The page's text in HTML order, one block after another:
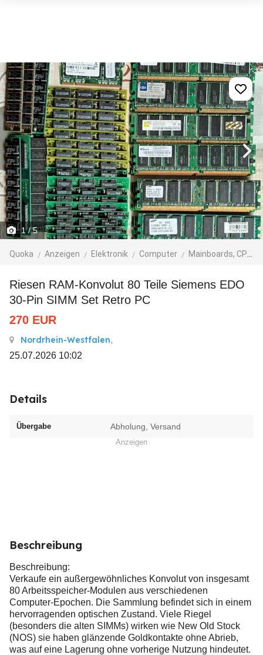
1/ 5
Quoka Anzeigen Elektronik Computer Mainboards, CPUs, Speicher
Riesen RAM-Konvolut 80 Teile Siemens EDO
30-Pin SIMM Set Retro PC
270 EUR
Nordrhein-Westfalen,
25.07.2026 10:02
Details
Übergabe Abholung, Versand
Anzeigen
Beschreibung
Beschreibung:
Verkaufe ein außergewöhnliches Konvolut von insgesamt
80 Arbeitsspeicher-Modulen aus verschiedenen
Computer-Epochen. Die Sammlung befindet sich in einem
hervorragenden optischen Zustand. Viele Riegel
(besonders die alten SIMMs) wirken wie New Old Stock
(NOS) sie haben glänzende Goldkontakte ohne Abrieb,
was auf eine Lagerung ohne vorherige Nutzung hindeutet.